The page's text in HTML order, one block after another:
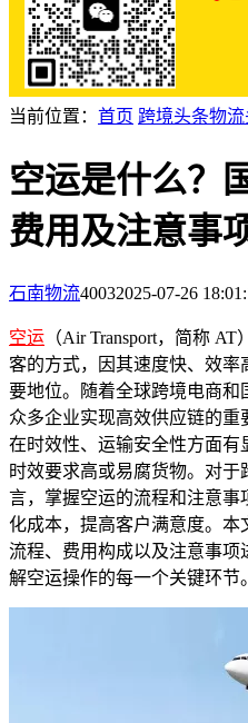
当前位置： 首页 跨境头条物流
空运是什么？
费用及注意事
石南物流40032025-07-26
空运 （Air Transport，简称
客的方式，因其速度快、效
要地位。随着全球跨境电商
众多企业实现高效供应链的
在时效性、运输安全性方面有
时效要求高或易腐货物。对
言，掌握空运的流程和注意
化成本，提高客户满意度。
流程、费用构成以及注意事项
解空运操作的每一个关键环节。